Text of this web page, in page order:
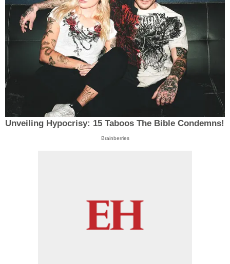
Unveiling Hypocrisy: 15 Taboos The Bible Condemns!
Brainberries